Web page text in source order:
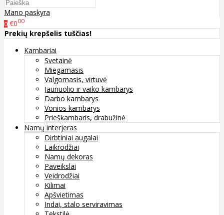
Mano paskyra
0 €000
Prekių krepšelis tuščias!
Kambariai
Svetainė
Miegamasis
Valgomasis, virtuvė
Jaunuolio ir vaiko kambarys
Darbo kambarys
Vonios kambarys
Prieškambaris, drabužinė
Namų interjeras
Dirbtiniai augalai
Laikrodžiai
Namų dekoras
Paveikslai
Veidrodžiai
Kilimai
Apšvietimas
Indai, stalo serviravimas